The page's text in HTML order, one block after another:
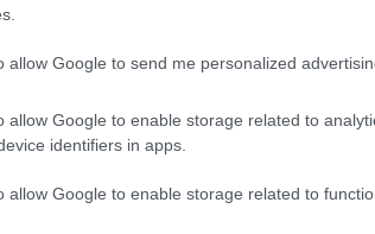
allow Google to send me personalized
allow Google to enable storage related to
identifiers in apps.
allow Google to enable storage related to
είναι προετοιμασμένοι για
μέτρων, είπε ότι στο Συμβούλιο
ότι οι περιορισμοί θα πρέπει να